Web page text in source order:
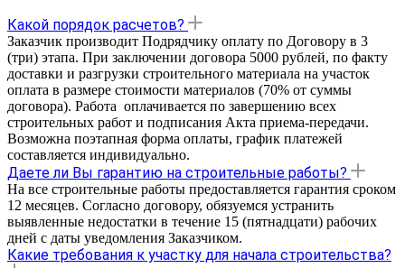
Какой порядок расчетов?
Заказчик производит Подрядчику оплату по Договору в 3
(три) этапа. При заключении договора 5000 рублей, по факту
доставки и разгрузки строительного материала на участок
оплата в размере стоимости материалов (70% от суммы
договора). Работа оплачивается по завершению всех
строительных работ и подписания Акта приема-передачи.
Возможна поэтапная форма оплаты, график платежей
составляется индивидуально.
Даете ли Вы гарантию на строительные работы?
На все строительные работы предоставляется гарантия cроком
12 месяцев. Согласно договору, обязуемся устранить
выявленные недостатки в течение 15 (пятнадцати) рабочих
дней с даты уведомления Заказчиком.
Какие требования к участку для начала строительства?